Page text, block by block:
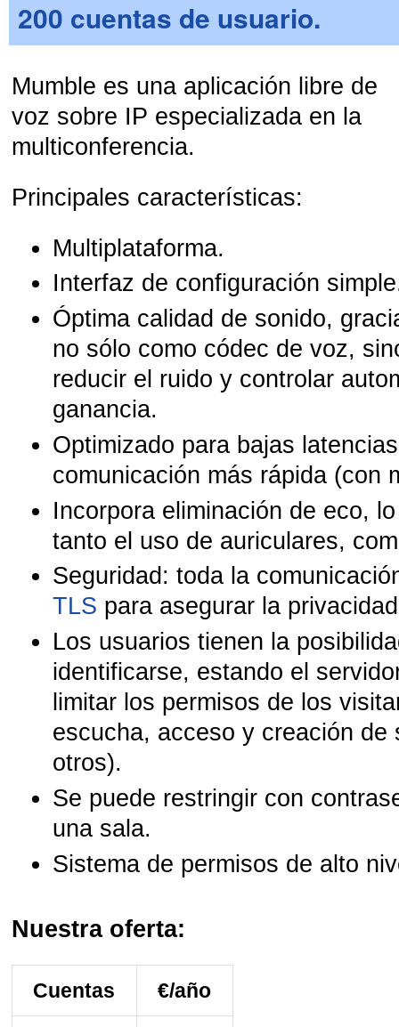
200 cuentas de usuario.
Mumble es una aplicación libre de
voz sobre IP especializada en la
multiconferencia.
Principales características:
Multiplataforma.
Interfaz de configuración
Óptima calidad de sonido,
no sólo como códec de voz,
reducir el ruido y controlar
ganancia.
Optimizado para bajas
comunicación más rápida (con
Incorpora eliminación de eco,
tanto el uso de auriculares,
Seguridad: toda la
TLS para asegurar la
Los usuarios tienen la
identificarse, estando el
limitar los permisos de los
escucha, acceso y creación de
otros).
Se puede restringir con
una sala.
Sistema de permisos de alto
Nuestra oferta:
Cuentas €/año